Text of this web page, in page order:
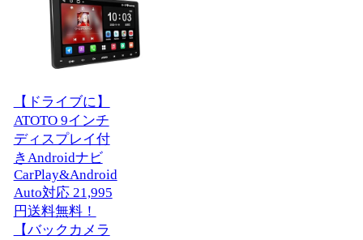
【ドライブに】
ATOTO 9インチ
ディスプレイ付
きAndroidナビ
CarPlay&Android
Auto対応 21,995
円送料無料！
【バックカメラ